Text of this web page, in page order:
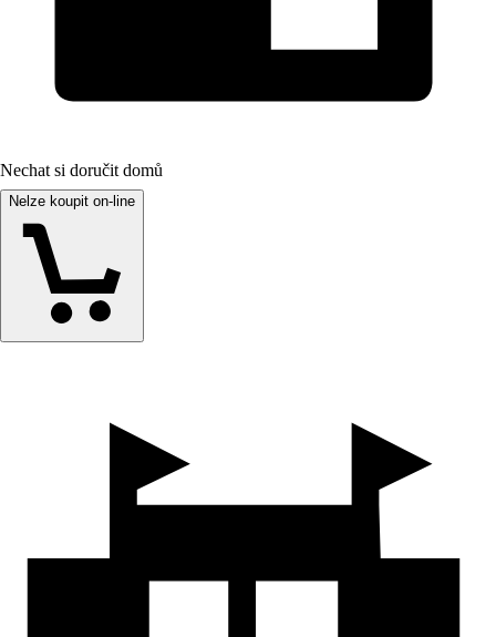
Nechat si doručit domů
Nelze koupit on-line